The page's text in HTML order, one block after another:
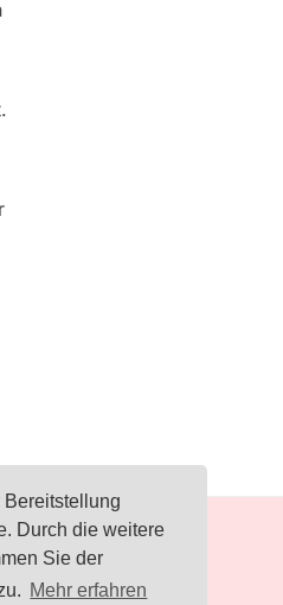
Durch die weitere
Sie der
Mehr erfahren